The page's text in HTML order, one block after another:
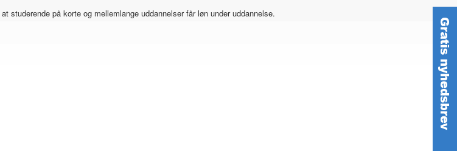
studerende på korte og mellemlange uddannelser får løn under uddannelse.